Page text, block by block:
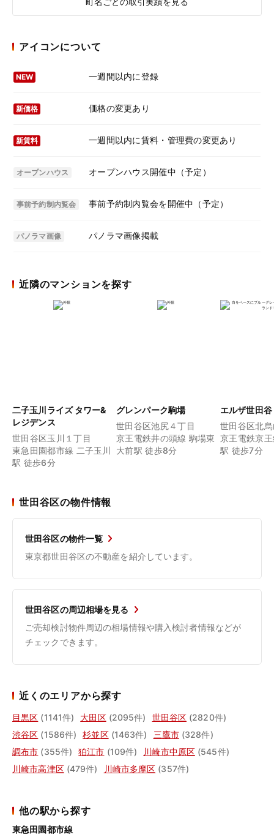
アイコンについて
NEW 一週間以内に登録
新価格 価格の変更あり
新賃料 一週間以内に賃料・管理費の変更あり
オープンハウス オープンハウス開催中（予定）
事前予約制内覧会 事前予約制内覧会を開催中（予定）
パノラマ画像 パノラマ画像掲載
近隣のマンションを探す
二子玉川ライズ タワー&
レジデンス
世田谷区玉川１丁目
東急田園都市線 二子玉川
駅 徒歩6分
グレンパーク駒場
世田谷区池尻４丁目
京王電鉄井の頭線 駒場東
大前駅 徒歩8分
エルザ世田谷
世田谷区北
京王電鉄京
駅 徒歩7分
世田谷区の物件情報
世田谷区の物件一覧
東京都世田谷区の不動産を紹介しています。
世田谷区の周辺相場を見る
ご売却検討物件周辺の相場情報や購入検討者情報などが
チェックできます。
近くのエリアから探す
目黒区 (1141件) 大田区 (2095件) 世田谷区 (2820件)
渋谷区 (1586件) 杉並区 (1463件) 三鷹市 (328件)
調布市 (355件) 狛江市 (109件) 川崎市中原区 (545件)
川崎市高津区 (479件) 川崎市多摩区 (357件)
他の駅から探す
東急田園都市線